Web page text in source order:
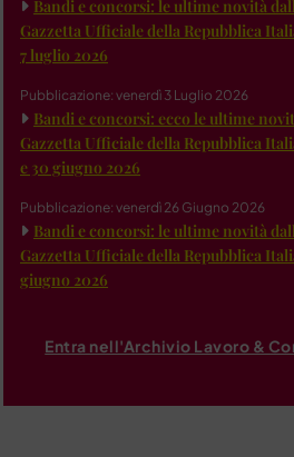
Bandi e concorsi: le ultime novità
Gazzetta Ufficiale della Repubblica
7 luglio 2026
Pubblicazione: venerdì 3 Luglio 2026
Bandi e concorsi: ecco le ultime
Gazzetta Ufficiale della Repubblica
e 30 giugno 2026
Pubblicazione: venerdì 26 Giugno 2026
Bandi e concorsi: le ultime novità
Gazzetta Ufficiale della Repubblica
giugno 2026
Entra nell'Archivio Lavoro &